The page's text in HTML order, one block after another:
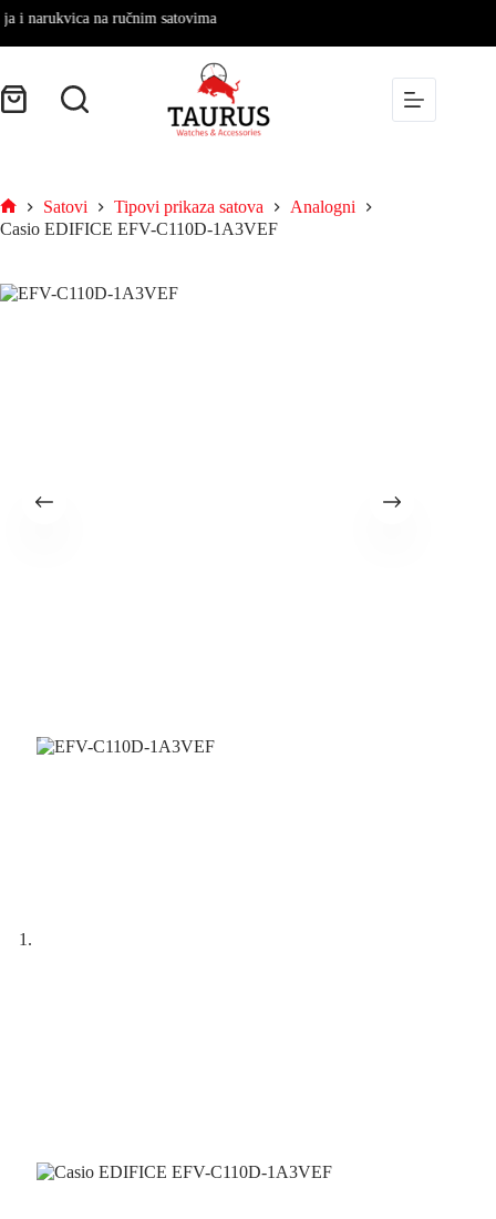
na ručnim satovima
Satovi Tipovi prikaza satova
Analogni
Casio EDIFICE EFV-C110D-1A3VEF